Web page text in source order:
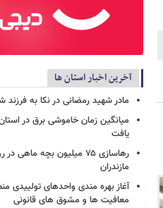
آخرین اخبار استان ها
مادر شهید رمضانی در نکا به
میانگین زمان خاموشی برق در
یافت
رهاسازی ۷۵ میلیون بچه ماهی
مازندران
آغاز بهره مندی واحدهای تولییدی
معافیت ها و مشوق های قانونی